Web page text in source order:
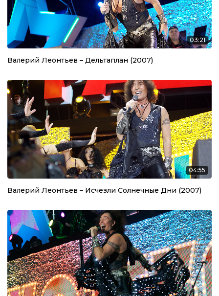
03:21
Валерий Леонтьев – Дельтаплан (2007)
04:55
Валерий Леонтьев – Исчезли Солнечные Дни (2007)